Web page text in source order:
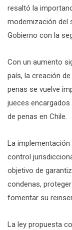
resaltó la
modernización del
Gobierno con la
Con un aumento
país, la creación
penas se vuelve
jueces encargados
de penas en Chile.
La
control
objetivo de
condenas,
fomentar su
La ley propuesta